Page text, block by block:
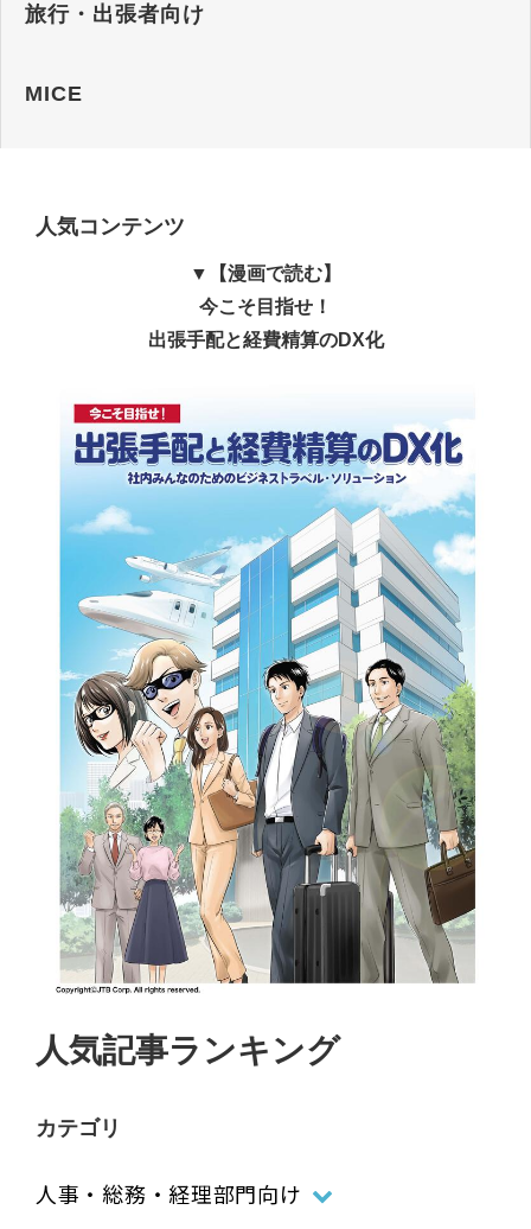
旅行・出張者向け
MICE
人気コンテンツ
▼【漫画で読む】
今こそ目指せ！
出張手配と経費精算のDX化
人気記事ランキング
カテゴリ
人事・総務・経理部門向け